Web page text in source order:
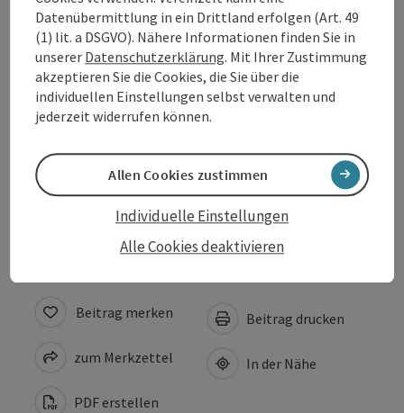
Anreise/Lage
Preise
Eignung
Barrierefreiheit
Beitrag merken
zum Merkzettel
PDF erstellen
Beitrag drucken
In der Nähe
Datenübermittlung in ein Drittland erfolgen (Art. 49
(1) lit. a DSGVO). Nähere Informationen finden Sie in
unserer Datenschutzerklärung. Mit Ihrer Zustimmung
akzeptieren Sie die Cookies, die Sie über die
individuellen Einstellungen selbst verwalten und
jederzeit widerrufen können.
Alle Cookies deaktivieren
Individuelle Einstellungen
Allen Cookies zustimmen